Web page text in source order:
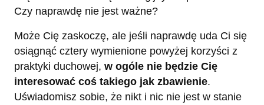
Czy naprawdę nie jest ważne?
Może Cię zaskoczę, ale jeśli naprawdę uda Ci się
osiągnąć cztery wymienione powyżej korzyści z
praktyki duchowej, w ogóle nie będzie Cię
interesować coś takiego jak zbawienie.
Uświadomisz sobie, że nikt i nic nie jest w stanie